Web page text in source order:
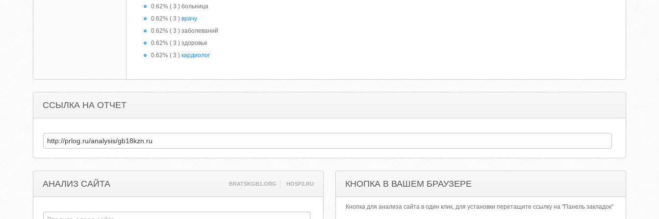
0.62% ( 3 ) больница
0.62% ( 3 )врачу
0.62% ( 3 ) заболеваний
0.62% ( 3 ) здоровье
0.62% ( 3 )кардиолог
ССЫЛКА НА ОТЧЕТ
АНАЛИЗ САЙТА BRATSKGB1.ORG HOSP2.RU КНОПКА В ВАШЕМ БРАУЗЕРЕ
Кнопка для анализа сайта в один клик, для установки перетащите ссылку на "Панель закладок"